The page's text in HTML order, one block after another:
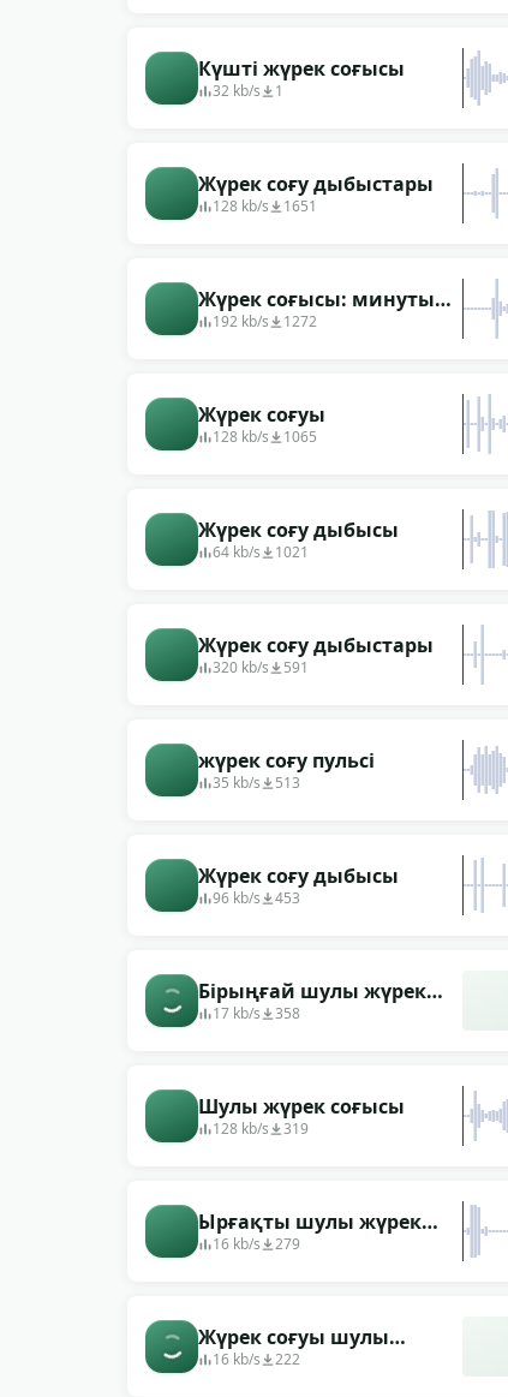
Күшті жүрек соғысы
32 kb/s 1
Жүрек соғу дыбыстары
128 kb/s 1651
Жүрек соғысы: минутына
60 рет
192 kb/s 1272
Жүрек соғуы
128 kb/s 1065
Жүрек соғу дыбысы
64 kb/s 1021
Жүрек соғу дыбыстары
320 kb/s 591
жүрек соғу пульсі
35 kb/s 513
Жүрек соғу дыбысы
96 kb/s 453
Бірыңғай шулы жүрек
соғысы
17 kb/s 358
Шулы жүрек соғысы
128 kb/s 319
Ырғақты шулы жүрек
соғысы
16 kb/s 279
Жүрек соғуы шулы
ырғақты
16 kb/s 222